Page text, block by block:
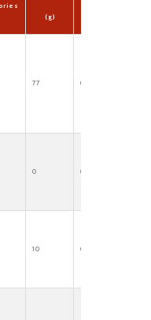
(g)
77 0
0 0
10 0